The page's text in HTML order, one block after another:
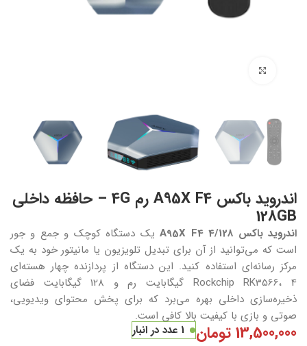
اندروید باکس A95X F4 رم 4G – حافظه داخلی
128GB
اندروید باکس A95X F4 4/128
یک دستگاه کوچک و جمع و جور
است که می‌توانید از آن برای تبدیل تلویزیون یا مانیتور خود به یک
مرکز رسانه‌ای استفاده کنید. این دستگاه از پردازنده چهار هسته‌ای
Rockchip RK3566، 4 گیگابایت رم و 128 گیگابایت فضای
ذخیره‌سازی داخلی بهره می‌برد که برای پخش محتوای ویدیویی،
صوتی و بازی با کیفیت بالا کافی است.
13,500,000 تومان
1 عدد در انبار